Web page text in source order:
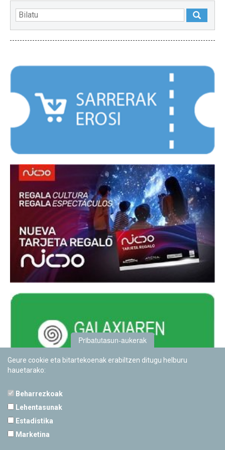
Pribatutasun-aukerak
Geure cookie eta bitartekoenak erabiltzen ditugu helburu
hauetarako:
Beharrezkoak
Lehentasunak
Estadistika
Marketina